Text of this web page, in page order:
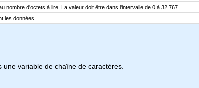
nombre d'octets à lire. La valeur doit être dans l'intervalle de 0 à 32 767.
les données.
variable de chaîne de caractères.